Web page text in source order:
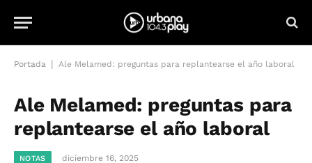
Portada Ale Melamed: preguntas para replantearse el año laboral
Ale Melamed: preguntas para
replantearse el año laboral
NOTAS diciembre 16, 2025